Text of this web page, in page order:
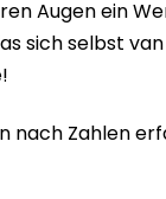
Augen ein
sich selbst
nach Zahlen